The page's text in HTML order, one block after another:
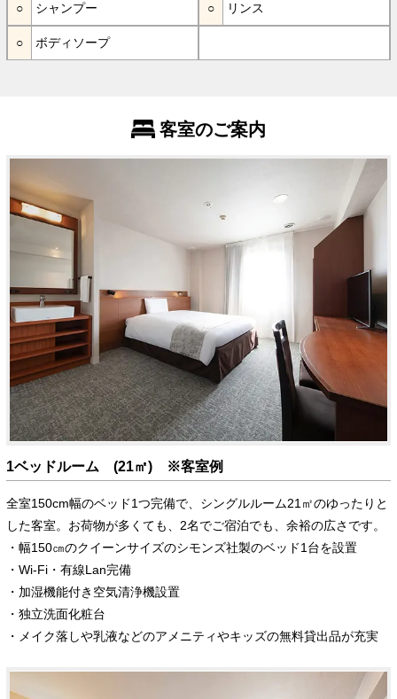
シャンプー リンス
ボディソープ
客室のご案内
1ベッドルーム (21㎡) ※客室例
全室150cm幅のベッド1つ完備で、シングルルーム21㎡のゆったりと
した客室。お荷物が多くても、2名でご宿泊でも、余裕の広さです。
・幅150㎝のクイーンサイズのシモンズ社製のベッド1台を設置
・Wi-Fi・有線Lan完備
・加湿機能付き空気清浄機設置
・独立洗面化粧台
・メイク落しや乳液などのアメニティやキッズの無料貸出品が充実